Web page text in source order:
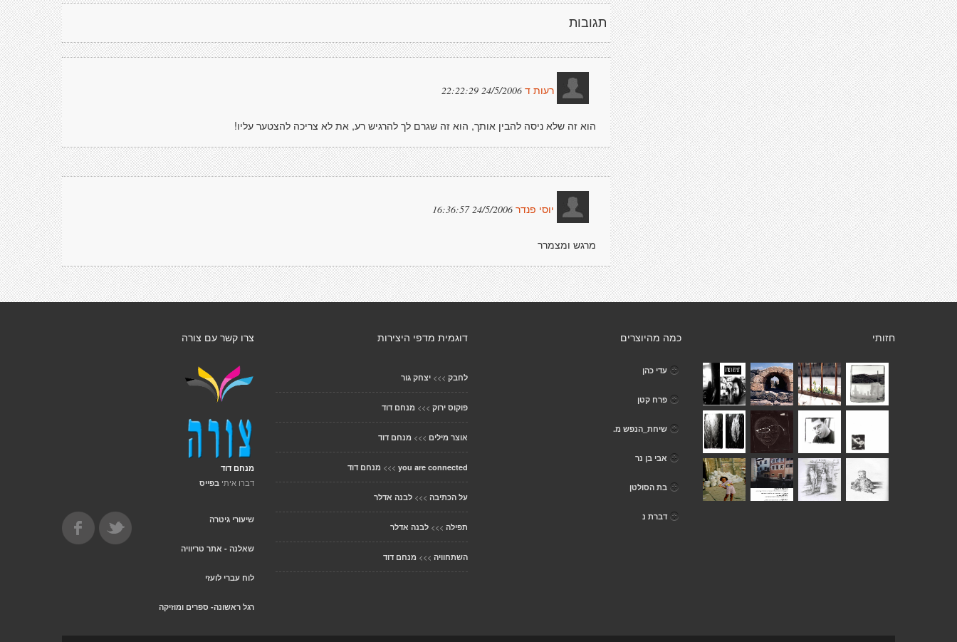
תגובות
רעות ד 24/5/2006 22:22:29
הוא זה שלא ניסה להבין אותך, הוא זה שגרם לך להרגיש רע, את לא צריכה להצטער עליו!
יוסי פנדר 24/5/2006 16:36:57
מרגש ומצמרר
צרו קשר עם צורה
מנחם דוד
דברו איתי בפייס
שיעורי גיטרה
שאלנה - אתר טריוויה
לוח עברי לועזי
רגל ראשונה- ספרים ומוזיקה
דוגמית מדפי היצירות
לחבק >>> יצחק גור
פוקוס ירוק >>> מנחם דוד
אוצר מילים >>> מנחם דוד
you are connected
>>> מנחם דוד
על הכתיבה >>> לבנה אדלר
תפילה >>> לבנה אדלר
השתחוויה >>> מנחם דוד
כמה מהיוצרים
עדי כהן
פרח קטן
שיחת_הנפש מ.
אבי בן נר
בת הסולטן
דברת נ
חזותי